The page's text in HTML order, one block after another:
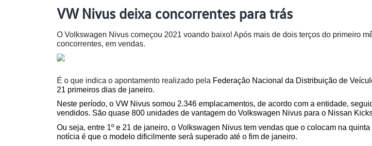
VW Nivus deixa concorrentes para trás
O Volkswagen Nivus começou 2021 voando baixo! Após mais de dois terços do primeiro
concorrentes, em vendas.
É o que indica o apontamento realizado pela Federação Nacional da Distribuição de
21 primeiros dias de janeiro.
Neste período, o VW Nivus somou 2.346 emplacamentos, de acordo com a entidade,
vendidos. São quase 800 unidades de vantagem do Volkswagen Nivus para o Nissan
Ou seja, entre 1º e 21 de janeiro, o Volkswagen Nivus tem vendas que o colocam na
notícia é que o modelo dificilmente será superado até o fim de janeiro.